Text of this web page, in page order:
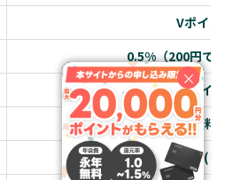
Vポイン
0.5%（200円で1
ANAマイル 5ポイ
無料
最高1億円(
×